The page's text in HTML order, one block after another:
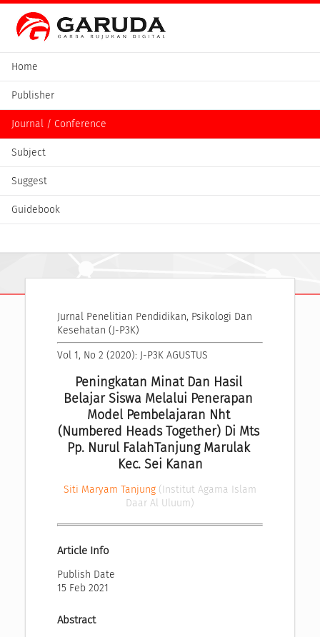
Home
Publisher
Journal / Conference
Subject
Suggest
Guidebook
Jurnal Penelitian Pendidikan, Psikologi Dan
Kesehatan (J-P3K)
Vol 1, No 2 (2020): J-P3K AGUSTUS
Peningkatan Minat Dan Hasil
Belajar Siswa Melalui Penerapan
Model Pembelajaran Nht
(Numbered Heads Together) Di Mts
Pp. Nurul FalahTanjung Marulak
Kec. Sei Kanan
Siti Maryam Tanjung (Institut Agama Islam
Daar Al Uluum)
Article Info
Publish Date
15 Feb 2021
Abstract